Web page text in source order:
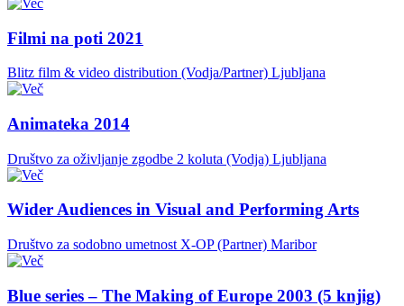
Filmi na poti 2021
Blitz film & video distribution (Vodja/Partner) Ljubljana
Animateka 2014
Društvo za oživljanje zgodbe 2 koluta (Vodja) Ljubljana
Wider Audiences in Visual and Performing Arts
Društvo za sodobno umetnost X-OP (Partner) Maribor
Blue series – The Making of Europe 2003 (5 knjig)